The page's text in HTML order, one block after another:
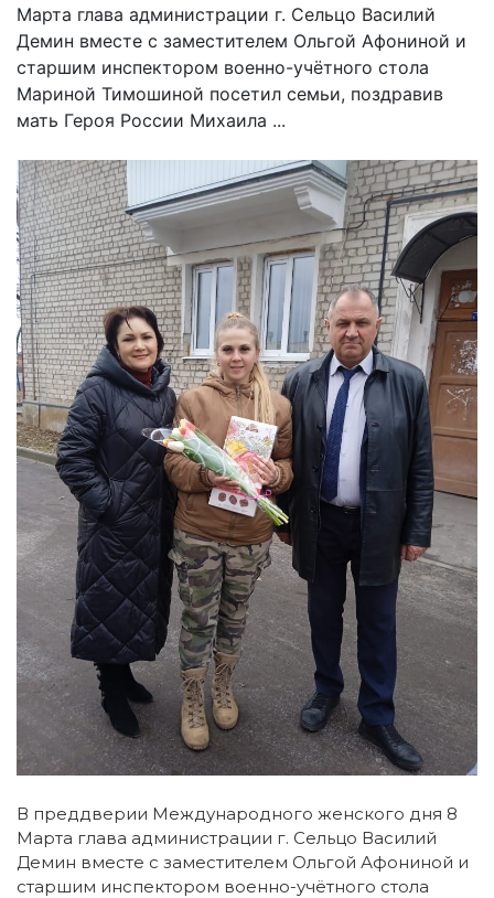
Марта глава администрации г. Сельцо Василий
Демин вместе с заместителем Ольгой Афониной и
старшим инспектором военно-учётного стола
Мариной Тимошиной посетил семьи, поздравив
мать Героя России Михаила ...
В преддверии Международного женского дня 8
Марта глава администрации г. Сельцо Василий
Демин вместе с заместителем Ольгой Афониной и
старшим инспектором военно-учётного стола